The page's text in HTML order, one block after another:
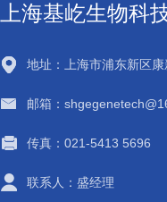
上海基屹生物科
地址：上海市浦东新区
邮箱：
传真：021-5413 5696
联系人：盛经理